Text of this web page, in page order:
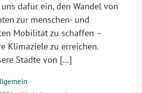
dafür ein, den Wandel von
zur menschen- und
Mobilität zu schaffen –
Klimaziele zu erreichen.
Städte von […]